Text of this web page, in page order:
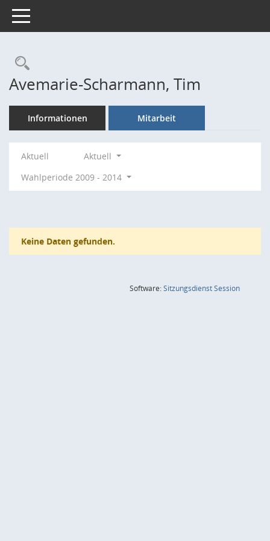
Toggle navigation
Rechercheauswahl
Avemarie-Scharmann, Tim
Informationen Mitarbeit
Aktuell
Aktuell
Wahlperiode 2009 - 2014
Keine Daten gefunden.
Software:SitzungsdienstSession(Wird in